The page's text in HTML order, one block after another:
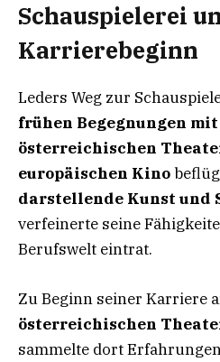
Schauspielerei
Karrierebeginn
Leders Weg zur
frühen Begegnungen
österreichischen
europäischen Kino
darstellende Kunst und
verfeinerte seine
Berufswelt eintrat.
Zu Beginn seiner Karriere
österreichischen
sammelte dort